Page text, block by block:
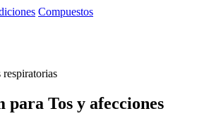
Compuestos
respiratorias
para Tos y afecciones